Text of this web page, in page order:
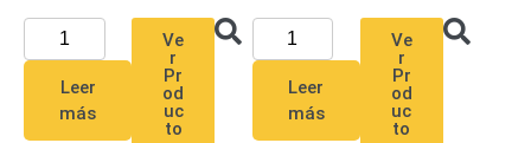
Leer
más
Ve
r
Pr
od
uc
to
Leer
más
Ve
r
Pr
od
uc
to